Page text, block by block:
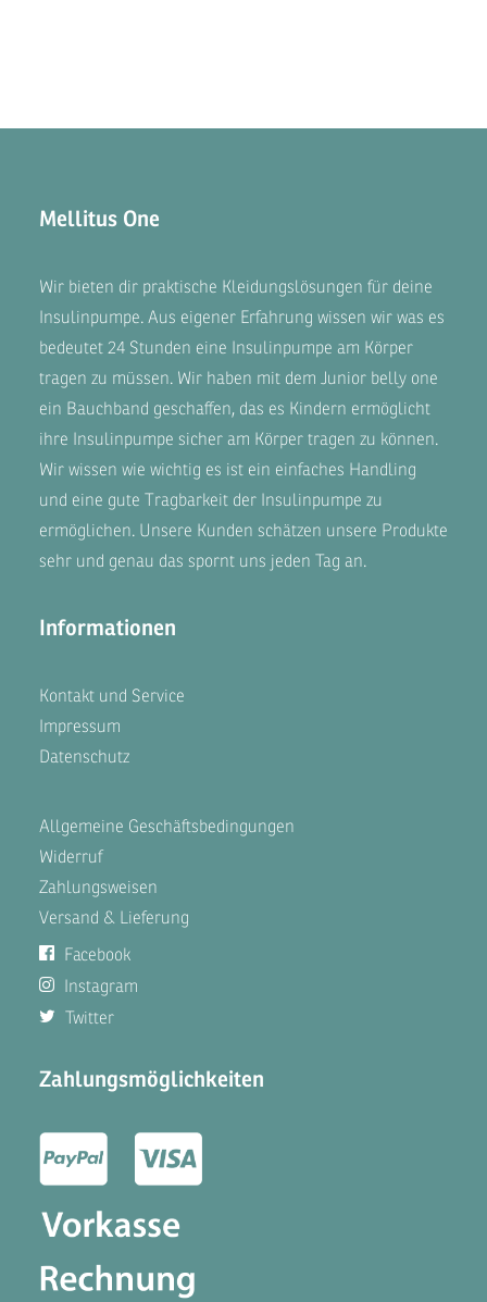
Mellitus One
Wir bieten dir praktische Kleidungslösungen für deine
Insulinpumpe. Aus eigener Erfahrung wissen wir was es
bedeutet 24 Stunden eine Insulinpumpe am Körper
tragen zu müssen. Wir haben mit dem Junior belly one
ein Bauchband geschaffen, das es Kindern ermöglicht
ihre Insulinpumpe sicher am Körper tragen zu können.
Wir wissen wie wichtig es ist ein einfaches Handling
und eine gute Tragbarkeit der Insulinpumpe zu
ermöglichen. Unsere Kunden schätzen unsere Produkte
sehr und genau das spornt uns jeden Tag an.
Informationen
Kontakt und Service
Impressum
Datenschutz
Allgemeine Geschäftsbedingungen
Widerruf
Zahlungsweisen
Versand & Lieferung
Facebook
Instagram
Twitter
Zahlungsmöglichkeiten